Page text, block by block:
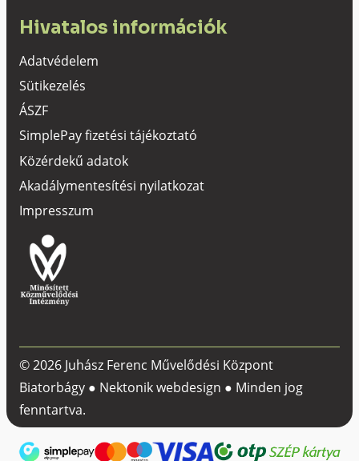
Hivatalos információk
Adatvédelem
Sütikezelés
ÁSZF
SimplePay fizetési tájékoztató
Közérdekű adatok
Akadálymentesítési nyilatkozat
Impresszum
© 2026 Juhász Ferenc Művelődési Központ
Biatorbágy ● Nektonik webdesign ● Minden jog
fenntartva.